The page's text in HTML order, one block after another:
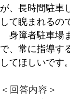
が、長時間駐車
して睨まれるの
身障者駐車場
で、常に指導す
してほしいです。
＜回答内容＞